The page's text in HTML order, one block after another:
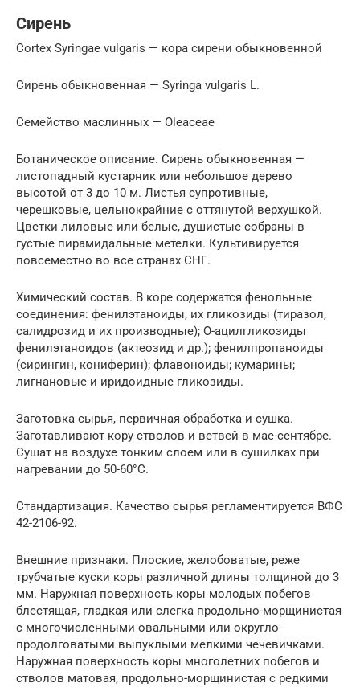
Сирень
Cortex Syringae vulgaris — кора сирени обыкновенной
Сирень обыкновенная — Syringa vulgaris L.
Семейство маслинных — Oleaceae
Ботаническое описание. Сирень обыкновенная —
листопадный кустарник или небольшое дерево
высотой от 3 до 10 м. Листья супротивные,
черешковые, цельнокрайние с оттянутой верхушкой.
Цветки лиловые или белые, душистые собраны в
густые пирамидальные метелки. Культивируется
повсеместно во все странах СНГ.
Химический состав. В коре содержатся фенольные
соединения: фенилэтаноиды, их гликозиды (тиразол,
салидрозид и их производные); О-ацилгликозиды
фенилэтаноидов (актеозид и др.); фенилпропаноиды
(сирингин, кониферин); флавоноиды; кумарины;
лигнановые и иридоидные гликозиды.
Заготовка сырья, первичная обработка и сушка.
Заготавливают кору стволов и ветвей в мае-сентябре.
Сушат на воздухе тонким слоем или в сушилках при
нагревании до 50-60°С.
Стандартизация. Качество сырья регламентируется ВФС
42-2106-92.
Внешние признаки. Плоские, желобоватые, реже
трубчатые куски коры различной длины толщиной до 3
мм. Наружная поверхность коры молодых побегов
блестящая, гладкая или слегка продольно-морщинистая
с многочисленными овальными или округло-
продолговатыми выпуклыми мелкими чечевичками.
Наружная поверхность коры многолетних побегов и
стволов матовая, продольно-морщинистая с редкими